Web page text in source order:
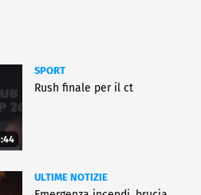
SPORT
Rush finale per il ct
ULTIME NOTIZIE